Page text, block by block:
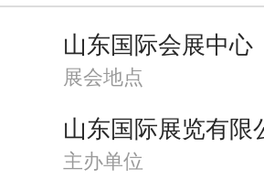
山东国际会展中心
展会地点
山东国际展览有限
主办单位